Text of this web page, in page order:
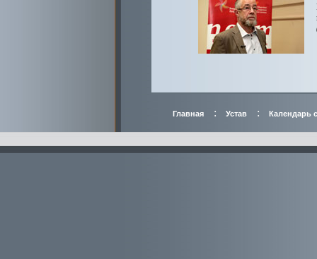
Главная : Устав : Календарь